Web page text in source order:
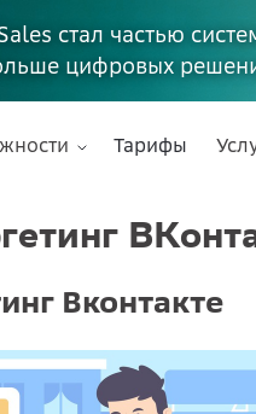
стал частью
цифровых
Тарифы
Вконтакте